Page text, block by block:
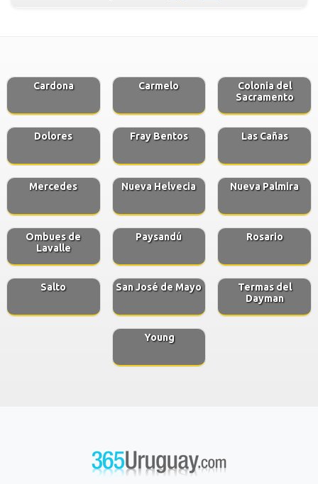
Cardona Carmelo
Colonia del
Sacramento
Dolores Fray Bentos Las Cañas
Mercedes Nueva Helvecia Nueva Palmira
Ombues de
Lavalle
Paysandú Rosario
Salto San José de Mayo
Termas del
Dayman
Young